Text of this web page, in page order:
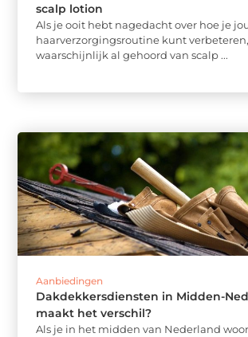
scalp lotion
Als je ooit hebt nagedacht over hoe je
haarverzorgingsroutine kunt
waarschijnlijk al gehoord van scalp ...
Aanbiedingen
Dakdekkersdiensten in Midden-
maakt het verschil?
Als je in het midden van Nederland